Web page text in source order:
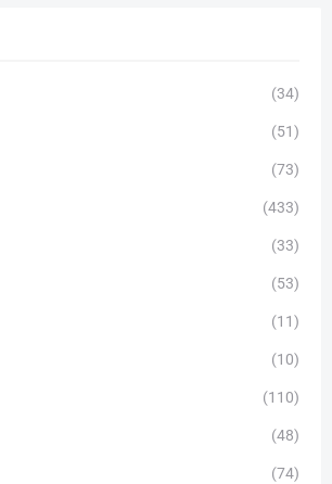
(34)
(51)
(73)
(433)
(33)
(53)
(11)
(10)
(110)
(48)
(74)